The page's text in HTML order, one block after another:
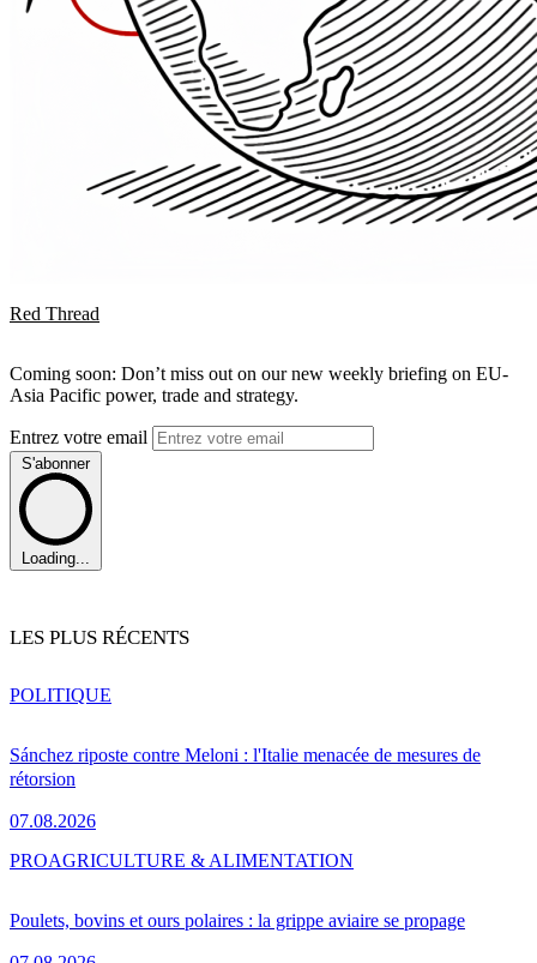
Red Thread
Coming soon: Don’t miss out on our new weekly briefing on EU-
Asia Pacific power, trade and strategy.
Entrez votre email
S'abonner
Loading...
LES PLUS RÉCENTS
Sánchez riposte contre Meloni : l'Italie menacée de mesures de
rétorsion
07.08.2026
POLITIQUE
Poulets, bovins et ours polaires : la grippe aviaire se propage
PROAGRICULTURE & ALIMENTATION